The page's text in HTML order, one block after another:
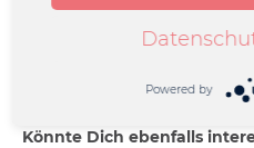
12“ Vinyl, Farbe: blau -
Könnte Dich ebenfalls
Powered by